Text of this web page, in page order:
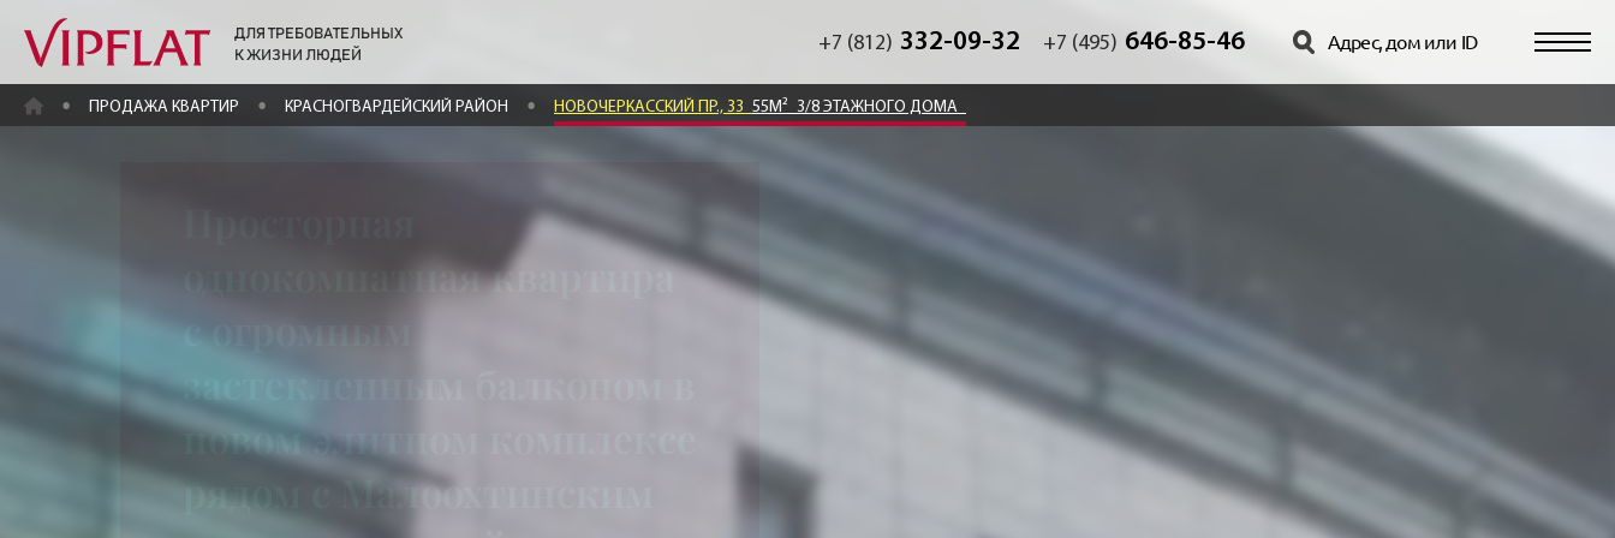
ДЛЯ ТРЕБОВАТЕЛЬНЫХ
К ЖИЗНИ ЛЮДЕЙ
+7 (812) 332-09-32 +7 (495) 646-85-46
ГЛАВНАЯПРОДАЖА КВАРТИР КРАСНОГВАРДЕЙСКИЙ РАЙОН НОВОЧЕРКАССКИЙ ПР., 33 55М² 3/8 ЭТАЖНОГО ДОМА
Просторная
однокомнатная квартира
с огромным
застекленным балконом в
новом элитном комплексе
рядом с Малоохтинским